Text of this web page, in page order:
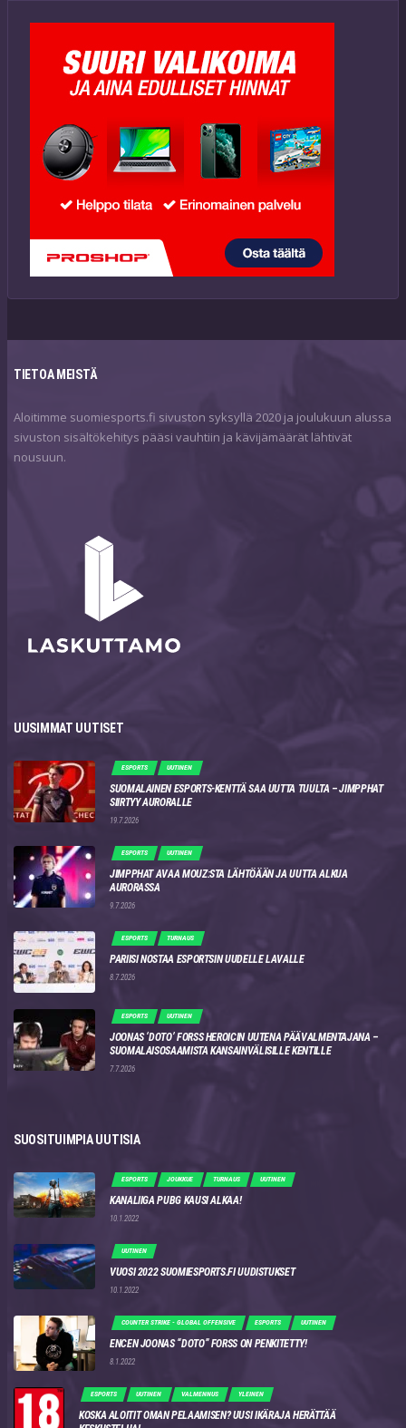
TIETOA MEISTÄ
Aloitimme suomiesports.fi sivuston syksyllä 2020 ja joulukuun alussa
sivuston sisältökehitys pääsi vauhtiin ja kävijämäärät lähtivät
nousuun.
UUSIMMAT UUTISET
ESPORTS UUTINEN
SUOMALAINEN ESPORTS-KENTTÄ SAA UUTTA TUULTA – JIMPPHAT
SIIRTYY AURORALLE
19.7.2026
ESPORTS UUTINEN
JIMPPHAT AVAA MOUZ:STA LÄHTÖÄÄN JA UUTTA ALKUA
AURORASSA
9.7.2026
ESPORTS TURNAUS
PARIISI NOSTAA ESPORTSIN UUDELLE LAVALLE
8.7.2026
ESPORTS UUTINEN
JOONAS ‘DOTO’ FORSS HEROICIN UUTENA PÄÄVALMENTAJANA –
SUOMALAISOSAAMISTA KANSAINVÄLISILLE KENTILLE
7.7.2026
SUOSITUIMPIA UUTISIA
ESPORTS JOUKKUE TURNAUS UUTINEN
KANALIIGA PUBG KAUSI ALKAA!
10.1.2022
UUTINEN
VUOSI 2022 SUOMIESPORTS.FI UUDISTUKSET
10.1.2022
COUNTER STRIKE - GLOBAL OFFENSIVE ESPORTS UUTINEN
ENCEN JOONAS “DOTO” FORSS ON PENKITETTY!
8.1.2022
ESPORTS UUTINEN VALMENNUS YLEINEN
KOSKA ALOITIT OMAN PELAAMISEN? UUSI IKÄRAJA HERÄTTÄÄ